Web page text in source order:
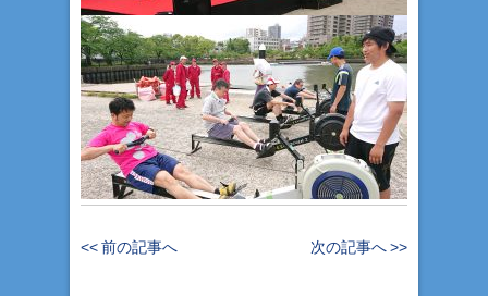
<< 前の記事へ 次の記事へ >>